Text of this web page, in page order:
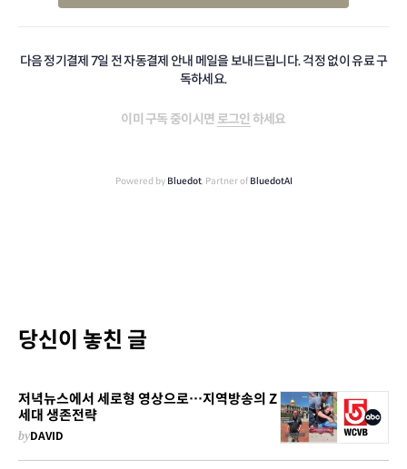
다음 정기결제 7일 전 자동결제 안내 메일을 보내드립니다. 걱정 없이 유료 구
독하세요.
이미 구독 중이시면 로그인 하세요
Powered by Bluedot, Partner of BluedotAI
당신이 놓친 글
저녁뉴스에서 세로형 영상으로…지역방송의 Z
세대 생존전략
byDAVID